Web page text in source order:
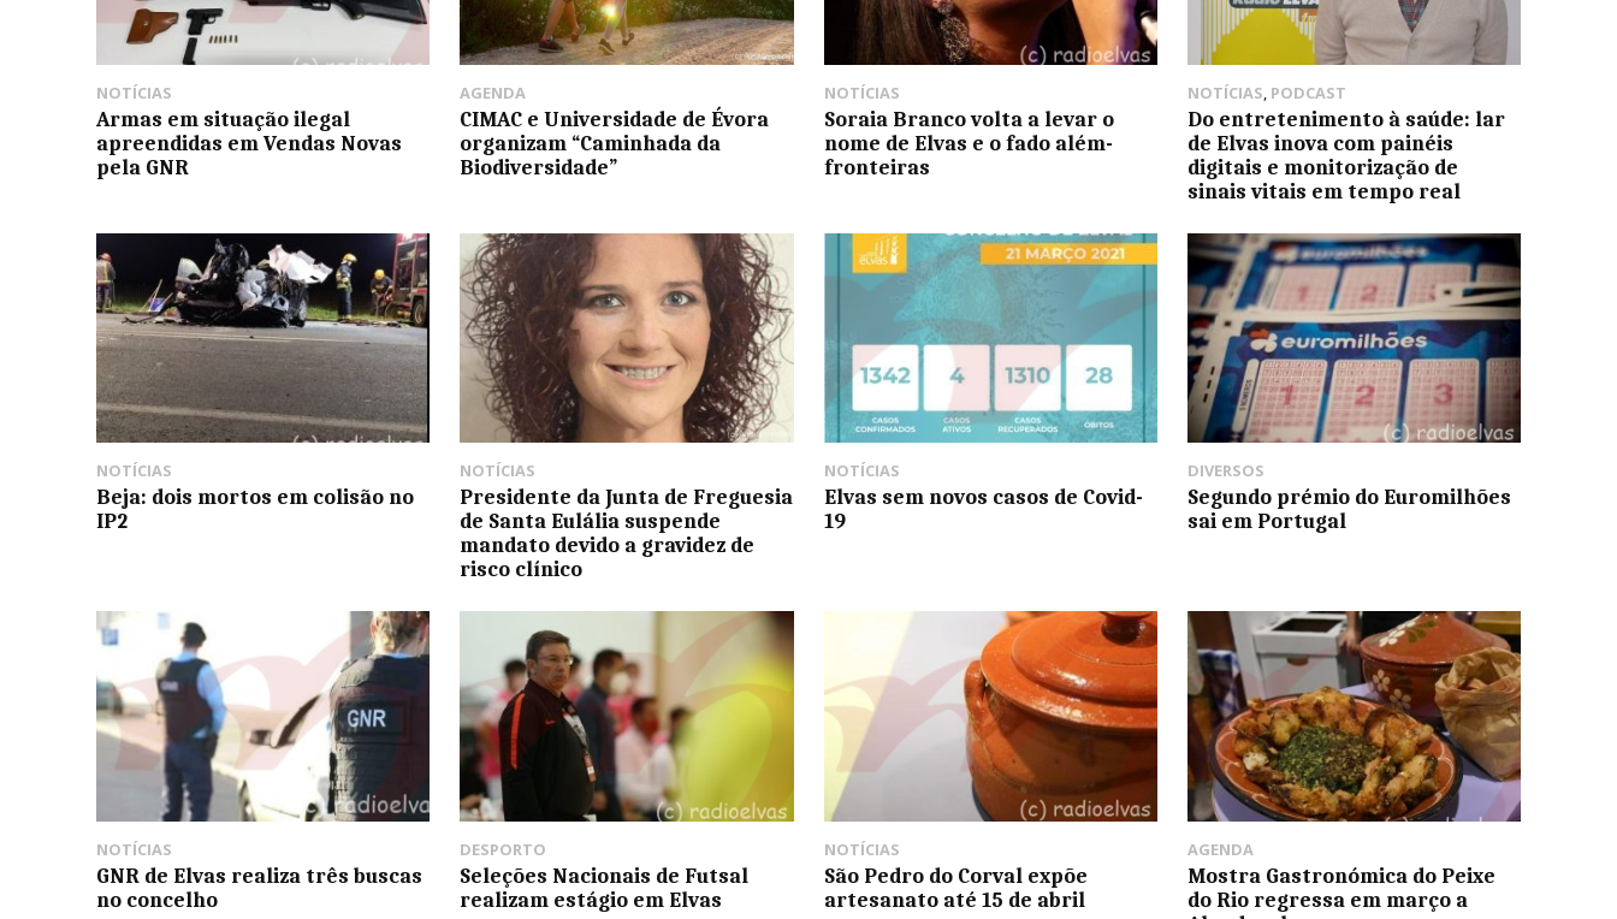
NOTÍCIAS
Armas em situação ilegal
apreendidas em Vendas Novas
pela GNR
AGENDA
CIMAC e Universidade de Évora
organizam “Caminhada da
Biodiversidade”
NOTÍCIAS
Soraia Branco volta a levar o
nome de Elvas e o fado além-
fronteiras
NOTÍCIAS, PODCAST
Do entretenimento à saúde: lar
de Elvas inova com painéis
digitais e monitorização de
sinais vitais em tempo real
NOTÍCIAS
Beja: dois mortos em colisão no
IP2
NOTÍCIAS
Presidente da Junta de Freguesia
de Santa Eulália suspende
mandato devido a gravidez de
risco clínico
NOTÍCIAS
Elvas sem novos casos de Covid-
19
DIVERSOS
Segundo prémio do Euromilhões
sai em Portugal
NOTÍCIAS
GNR de Elvas realiza três buscas
no concelho
DESPORTO
Seleções Nacionais de Futsal
realizam estágio em Elvas
NOTÍCIAS
São Pedro do Corval expõe
artesanato até 15 de abril
AGENDA
Mostra Gastronómica do Peixe
do Rio regressa em março a